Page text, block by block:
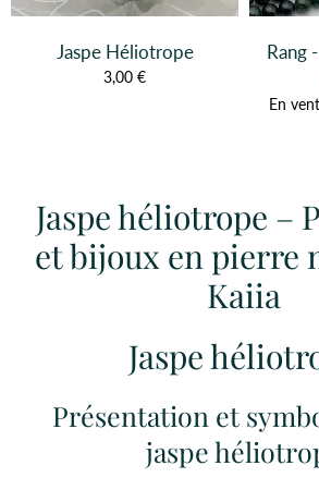
Jaspe Héliotrope
3,00 €
Rang
En
Jaspe héliotrope –
et bijoux en pierre
Kaiia
Jaspe
Présentation et
jaspe